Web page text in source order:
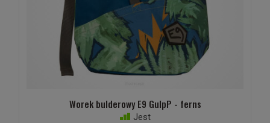
Worek bulderowy E9 GulpP - ferns
Jest